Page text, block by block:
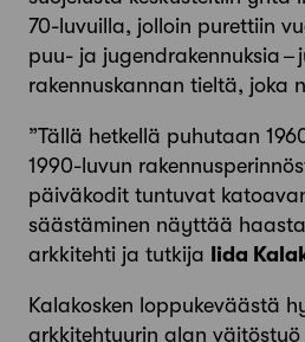
70-luvuilla, jolloin purettiin
puu- ja jugendrakennuksia –
rakennuskannan tieltä, joka
”Tällä hetkellä puhutaan
1990-luvun
päiväkodit tuntuvat
säästäminen näyttää
arkkitehti ja tutkija Iida
Kalakosken loppukeväästä
arkkitehtuurin alan väitöstyö